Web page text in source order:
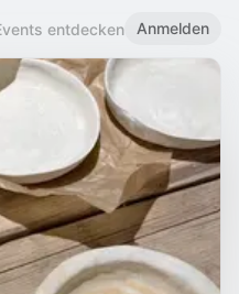
entdecken Anmelden